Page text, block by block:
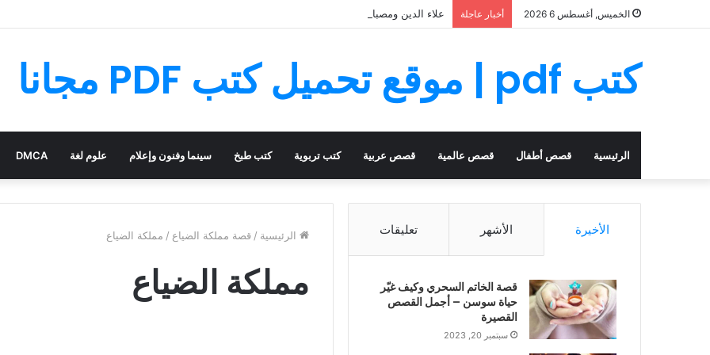
الخميس, أغسطس 6 2026 أخبار عاجلة علاء الدين ومصباحه السحري – قصة رائعة مليئة بالمغامرات
كتب pdf | موقع تحميل كتب PDF مجانا
الرئيسية قصص أطفال قصص عالمية قصص عربية كتب تربوية كتب طبخ سينما وفنون وإعلام علوم لغة DMCA
الرئيسية / قصة مملكة الضياع / مملكة الضياع
مملكة الضياع
الأخيرة الأشهر تعليقات
قصة الخاتم السحري وكيف غيّر
حياة سوسن – أجمل القصص
القصيرة
سبتمبر 20, 2023